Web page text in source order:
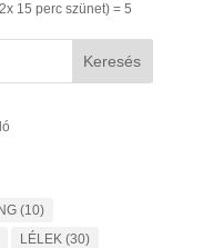
15 perc szünet) = 5
Keresés
(10)
LÉLEK(30)